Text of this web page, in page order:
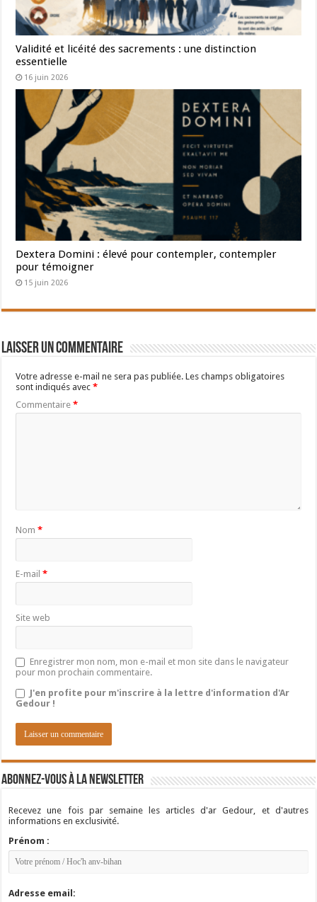
à l’amour et à la possession éternelle
de Jésus-Christ Notre Seigneur. Amen ! »
Prière à Notre-Dame des Bonnes Études,par saint Pie X (1835-
1914)
Validité et licéité des sacrements : une distinction
essentielle
16 juin 2026
Dextera Domini : élevé pour contempler, contempler
pour témoigner
15 juin 2026
Laisser un commentaire
Votre adresse e-mail ne sera pas publiée. Les champs obligatoires
sont indiqués avec*
Commentaire*
Nom*
E-mail*
Site web
Enregistrer mon nom, mon e-mail et mon site dans le navigateur
pour mon prochain commentaire.
J'en profite pour m'inscrire à la lettre d'information d'Ar
Gedour !
Abonnez-vous à la newsletter
Recevez une fois par semaine les articles d'ar Gedour, et d'autres
informations en exclusivité.
Prénom :
Adresse email: